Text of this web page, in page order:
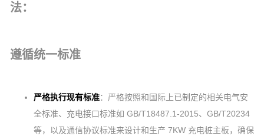
法：
遵循统一标准
严格执行现有标准：严格按照和国际上已制定的相关电气安
全标准、充电接口标准如 GB/T18487.1-2015、GB/T20234
等，以及通信协议标准来设计和生产 7KW 充电桩主板，确保